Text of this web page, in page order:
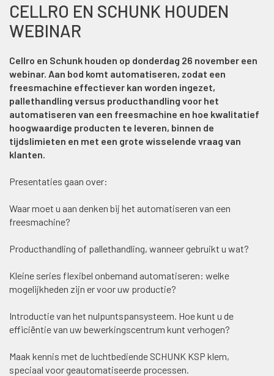
CELLRO EN SCHUNK HOUDEN
WEBINAR
Cellro en Schunk houden op donderdag 26 november een
webinar. Aan bod komt automatiseren, zodat een
freesmachine effectiever kan worden ingezet,
pallethandling versus producthandling voor het
automatiseren van een freesmachine en hoe kwalitatief
hoogwaardige producten te leveren, binnen de
tijdslimieten en met een grote wisselende vraag van
klanten.
Presentaties gaan over:
Waar moet u aan denken bij het automatiseren van een
freesmachine?
Producthandling of pallethandling, wanneer gebruikt u wat?
Kleine series flexibel onbemand automatiseren: welke
mogelijkheden zijn er voor uw productie?
Introductie van het nulpuntspansysteem. Hoe kunt u de
efficiëntie van uw bewerkingscentrum kunt verhogen?
Maak kennis met de luchtbediende SCHUNK KSP klem,
speciaal voor geautomatiseerde processen.